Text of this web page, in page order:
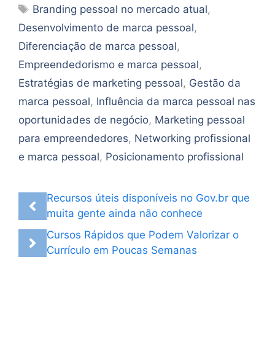
Tags
Branding pessoal no mercado atual,
Desenvolvimento de marca pessoal,
Diferenciação de marca pessoal,
Empreendedorismo e marca pessoal,
Estratégias de marketing pessoal, Gestão da
marca pessoal, Influência da marca pessoal nas
oportunidades de negócio, Marketing pessoal
para empreendedores, Networking profissional
e marca pessoal, Posicionamento profissional
Recursos úteis disponíveis no Gov.br que
muita gente ainda não conhece
Cursos Rápidos que Podem Valorizar o
Currículo em Poucas Semanas